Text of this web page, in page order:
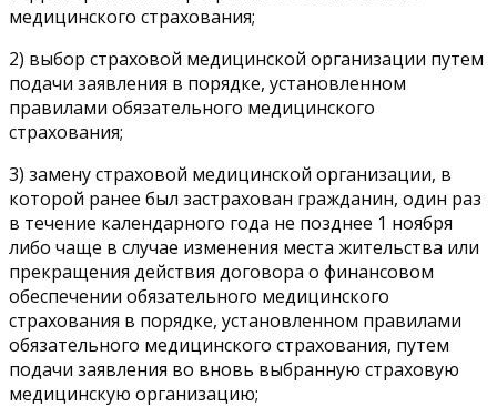
медицинского страхования;
2) выбор страховой медицинской организации путем
подачи заявления в порядке, установленном
правилами обязательного медицинского
страхования;
3) замену страховой медицинской организации, в
которой ранее был застрахован гражданин, один раз
в течение календарного года не позднее 1 ноября
либо чаще в случае изменения места жительства или
прекращения действия договора о финансовом
обеспечении обязательного медицинского
страхования в порядке, установленном правилами
обязательного медицинского страхования, путем
подачи заявления во вновь выбранную страховую
медицинскую организацию;